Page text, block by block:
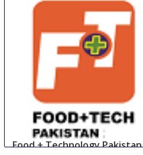
Food + Technology Pakistan